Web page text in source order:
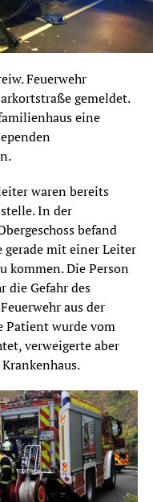
Feuerwehr
gemeldet.
eine
waren bereits
In der
befand
gerade mit einer Leiter
kommen. Die Person
die Gefahr des
aus der
Patient wurde vom
verweigerte aber